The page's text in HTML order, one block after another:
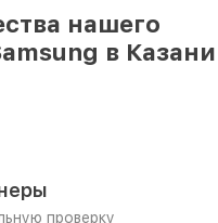
нашего
в Казани
проверку